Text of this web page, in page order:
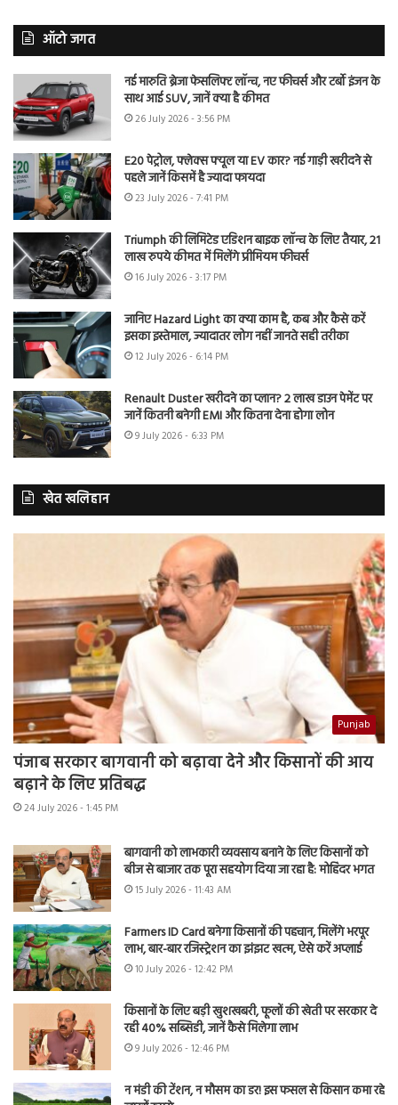
ऑटो जगत
नई मारुति ब्रेजा फेसलिफ्ट लॉन्च, नए फीचर्स और टर्बो इंजन के
साथ आई SUV, जानें क्या है कीमत
26 July 2026 - 3:56 PM
E20 पेट्रोल, फ्लेक्स फ्यूल या EV कार? नई गाड़ी खरीदने से
पहले जानें किसमें है ज्यादा फायदा
23 July 2026 - 7:41 PM
Triumph की लिमिटेड एडिशन बाइक लॉन्च के लिए तैयार, 21
लाख रुपये कीमत में मिलेंगे प्रीमियम फीचर्स
16 July 2026 - 3:17 PM
जानिए Hazard Light का क्या काम है, कब और कैसे करें
इसका इस्तेमाल, ज्यादातर लोग नहीं जानते सही तरीका
12 July 2026 - 6:14 PM
Renault Duster खरीदने का प्लान? 2 लाख डाउन पेमेंट पर
जानें कितनी बनेगी EMI और कितना देना होगा लोन
9 July 2026 - 6:33 PM
खेत खलिहान
Punjab
पंजाब सरकार बागवानी को बढ़ावा देने और किसानों की आय
बढ़ाने के लिए प्रतिबद्ध
24 July 2026 - 1:45 PM
बागवानी को लाभकारी व्यवसाय बनाने के लिए किसानों को
बीज से बाजार तक पूरा सहयोग दिया जा रहा है: मोहिंदर भगत
15 July 2026 - 11:43 AM
Farmers ID Card बनेगा किसानों की पहचान, मिलेंगे भरपूर
लाभ, बार-बार रजिस्ट्रेशन का झंझट खत्म, ऐसे करें अप्लाई
10 July 2026 - 12:42 PM
किसानों के लिए बड़ी खुशखबरी, फूलों की खेती पर सरकार दे
रही 40% सब्सिडी, जानें कैसे मिलेगा लाभ
9 July 2026 - 12:46 PM
न मंडी की टेंशन, न मौसम का डर! इस फसल से किसान कमा रहे